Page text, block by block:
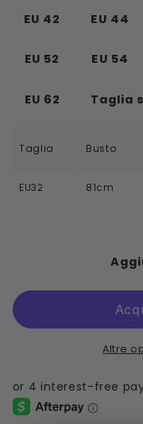
EU 42 EU 44
EU 52 EU 54
EU 62
Taglia Busto
EU32 81cm
Altre